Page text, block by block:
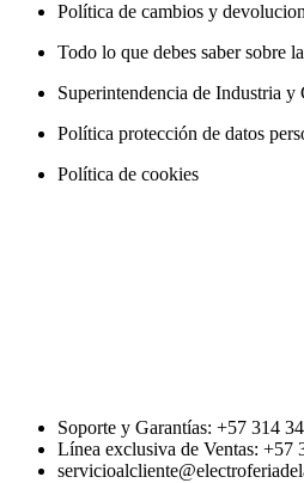
Política de cambios y
Todo lo que debes saber sobre
Superintendencia de Industria y
Política protección de datos
Política de cookies
Soporte y Garantías: +57 314
Línea exclusiva de Ventas: +57